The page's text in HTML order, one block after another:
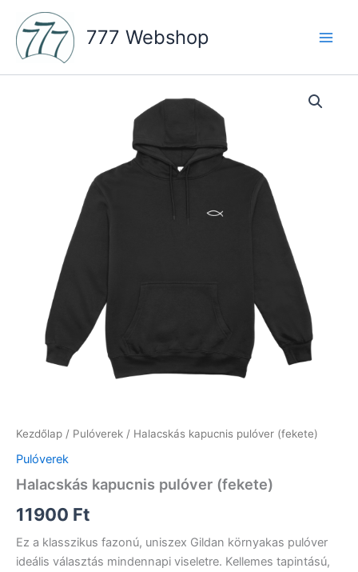
content
777 Webshop
Kezdőlap / Pulóverek / Halacskás kapucnis pulóver (fekete)
Pulóverek
Halacskás kapucnis pulóver (fekete)
11900 Ft
Ez a klasszikus fazonú, uniszex Gildan környakas pulóver
ideális választás mindennapi viseletre. Kellemes tapintású,